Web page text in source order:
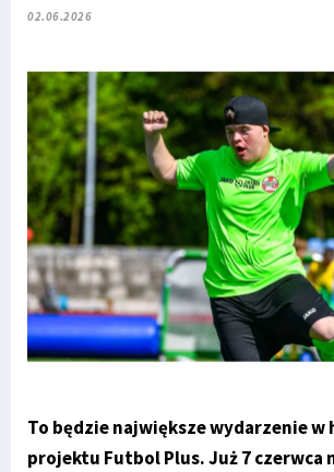
02.06.2026
To będzie największe wydarzenie
projektu Futbol Plus. Już 7 czerwca